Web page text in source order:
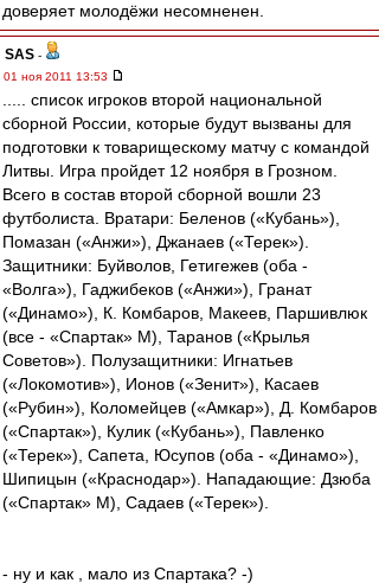
доверяет молодёжи несомненен.
SAS -
01 ноя 2011 13:53
..... список игроков второй национальной
сборной России, которые будут вызваны для
подготовки к товарищескому матчу с командой
Литвы. Игра пройдет 12 ноября в Грозном.
Всего в состав второй сборной вошли 23
футболиста. Вратари: Беленов («Кубань»),
Помазан («Анжи»), Джанаев («Терек»).
Защитники: Буйволов, Гетигежев (оба -
«Волга»), Гаджибеков («Анжи»), Гранат
(«Динамо»), К. Комбаров, Макеев, Паршивлюк
(все - «Спартак» М), Таранов («Крылья
Советов»). Полузащитники: Игнатьев
(«Локомотив»), Ионов («Зенит»), Касаев
(«Рубин»), Коломейцев («Амкар»), Д. Комбаров
(«Спартак»), Кулик («Кубань»), Павленко
(«Терек»), Сапета, Юсупов (оба - «Динамо»),
Шипицын («Краснодар»). Нападающие: Дзюба
(«Спартак» М), Садаев («Терек»).
- ну и как , мало из Спартака? -)